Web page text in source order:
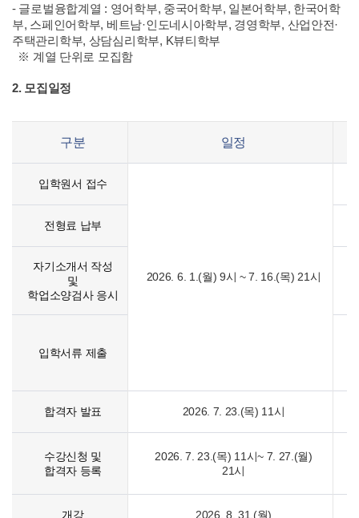
- 글로벌융합계열 : 영어학부, 중국어학부, 일본어학부, 한국어학
부, 스페인어학부, 베트남·인도네시아학부, 경영학부, 산업안전·
주택관리학부, 상담심리학부, K뷰티학부
※ 계열 단위로 모집함
2. 모집일정
구분 일정
입학원서 접수
2026. 6. 1.(월) 9시 ~ 7. 16.(목) 21시
전형료 납부
자기소개서 작성
및
학업소양검사 응시
입학서류 제출
합격자 발표 2026. 7. 23.(목) 11시
수강신청 및
합격자 등록
2026. 7. 23.(목) 11시~ 7. 27.(월)
21시
개강 2026. 8. 31.(월)